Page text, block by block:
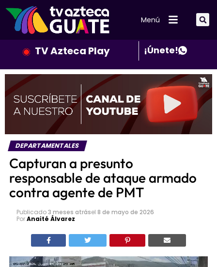
Menú
TV Azteca Play ¡Únete!
DEPARTAMENTALES
Capturan a presunto
responsable de ataque armado
contra agente de PMT
Publicado3 meses atrásel 8 de mayo de 2026
PorAnaité Álvarez